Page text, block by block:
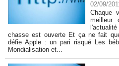
02/09/
Chaque
meilleur
chasse est ouverte Et ça ne fait
défie Apple : un pari risqué Les
Mondialisation et...